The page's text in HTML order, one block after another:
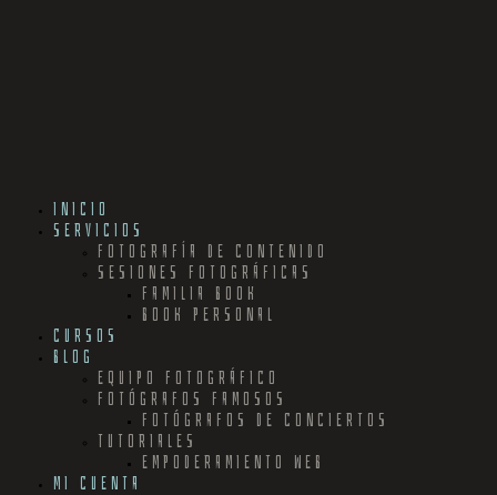
INICIO
SERVICIOS
FOTOGRAFÍA DE CONTENIDO
SESIONES FOTOGRÁFICAS
FAMILIA BOOK
BOOK PERSONAL
CURSOS
BLOG
EQUIPO FOTOGRÁFICO
FOTÓGRAFOS FAMOSOS
FOTÓGRAFOS DE CONCIERTOS
TUTORIALES
EMPODERAMIENTO WEB
MI CUENTA